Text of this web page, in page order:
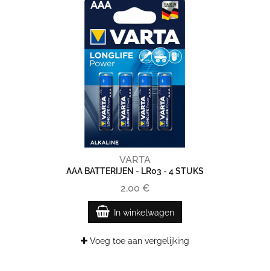
VARTA
AAA BATTERIJEN - LR03 - 4 STUKS
2,00 €
In winkelwagen
Voeg toe aan vergelijking